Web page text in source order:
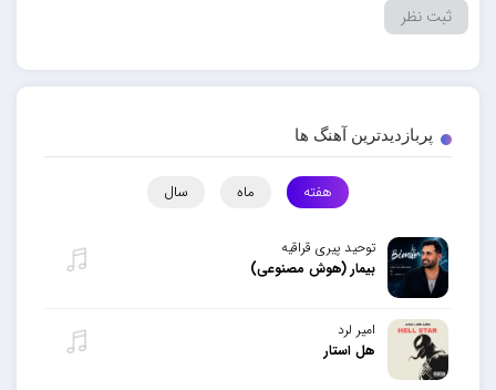
پربازدیدترین آهنگ ها
هفته ماه سال
توحید پیری قراقیه
بیمار (هوش مصنوعی)
امیر لرد
هل استار